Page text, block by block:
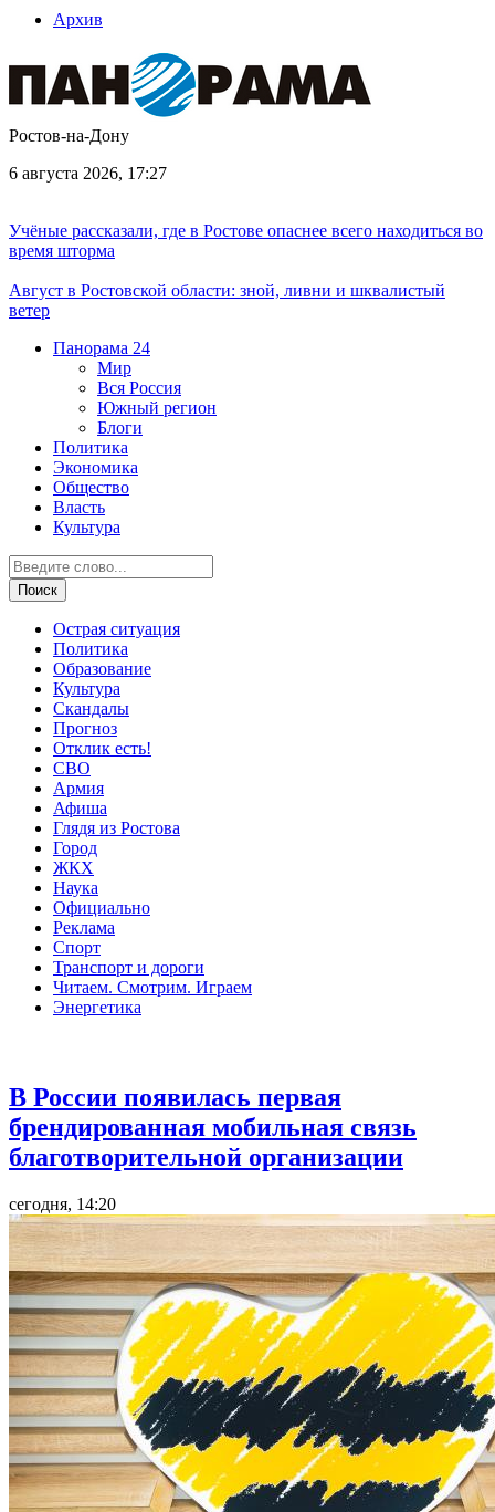
Архив
Ростов-на-Дону
6 августа 2026, 17:27
Учёные рассказали, где в Ростове опаснее всего находиться во
время шторма
Август в Ростовской области: зной, ливни и шквалистый
ветер
Панорама 24
Мир
Вся Россия
Южный регион
Блоги
Политика
Экономика
Общество
Власть
Культура
Острая ситуация
Политика
Образование
Культура
Скандалы
Прогноз
Отклик есть!
СВО
Армия
Афиша
Глядя из Ростова
Город
ЖКХ
Наука
Официально
Реклама
Спорт
Транспорт и дороги
Читаем. Смотрим. Играем
Энергетика
В России появилась первая
брендированная мобильная связь
благотворительной организации
сегодня, 14:20